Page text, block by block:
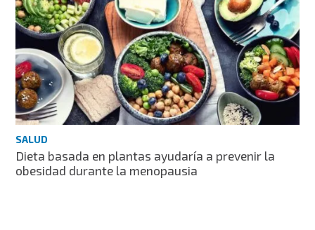
SALUD
Dieta basada en plantas ayudaría a prevenir la
obesidad durante la menopausia